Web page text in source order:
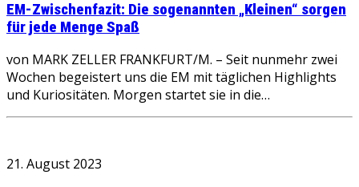
EM-Zwischenfazit: Die sogenannten „Kleinen“ sorgen
für jede Menge Spaß
von MARK ZELLER FRANKFURT/M. – Seit nunmehr zwei
Wochen begeistert uns die EM mit täglichen Highlights
und Kuriositäten. Morgen startet sie in die…
21. August 2023